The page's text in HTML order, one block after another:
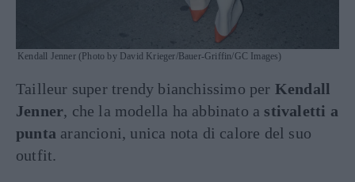
Kendall Jenner (Photo by David Krieger/Bauer-Griffin/GC Images)
Tailleur super trendy bianchissimo per Kendall
Jenner, che la modella ha abbinato a stivaletti a
punta arancioni, unica nota di calore del suo
outfit.